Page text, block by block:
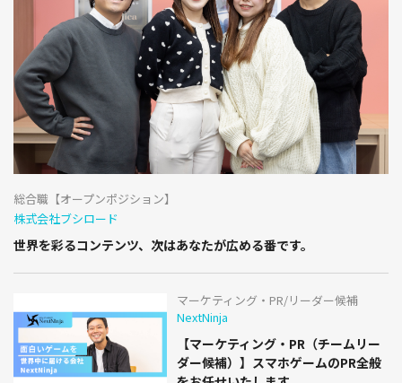
総合職【オープンポジション】
株式会社ブシロード
世界を彩るコンテンツ、次はあなたが広める番です。
マーケティング・PR/リーダー候補
NextNinja
【マーケティング・PR（チームリー
ダー候補）】スマホゲームのPR全般